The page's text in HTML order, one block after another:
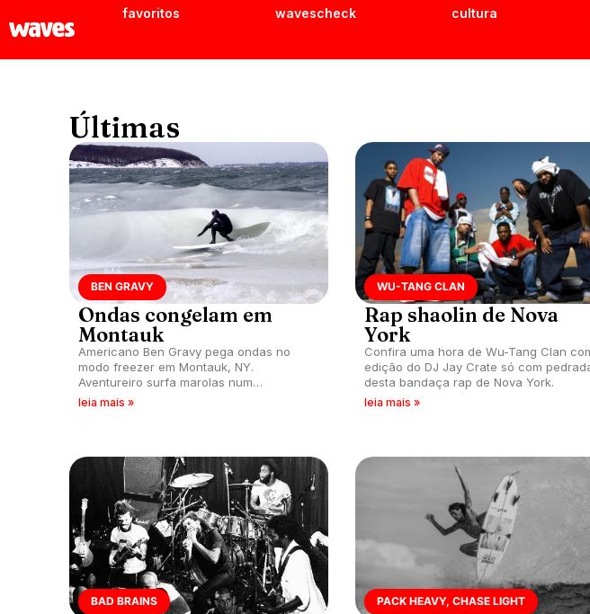
favoritos wavescheck cultura
Últimas
BEN GRAVY
Ondas congelam em
Montauk
Americano Ben Gravy pega ondas no
modo freezer em Montauk, NY.
Aventureiro surfa marolas num
impressionante estado sólido.
leia mais »
WU-TANG CLAN
Rap shaolin de Nova
York
Confira uma hora de Wu-Tang Clan
edição do DJ Jay Crate só com
desta bandaça rap de Nova York.
leia mais »
BAD BRAINS PACK HEAVY, CHASE LIGHT